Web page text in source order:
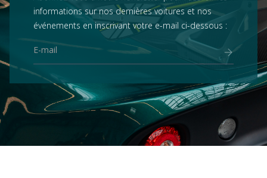
informations sur nos dernières voitures et nos
événements en inscrivant votre e-mail ci-dessous :